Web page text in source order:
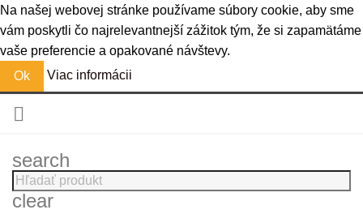
Na našej webovej stránke používame súbory cookie, aby sme
vám poskytli čo najrelevantnejší zážitok tým, že si zapamätáme
vaše preferencie a opakované návštevy.
Ok
Viac informácii

search
clear